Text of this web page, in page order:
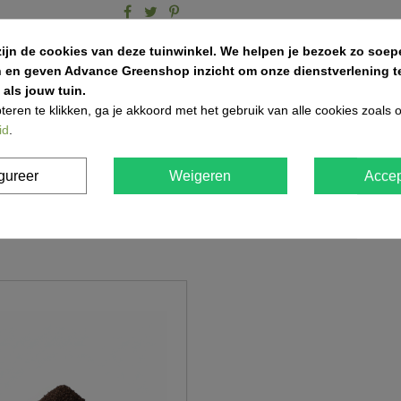
en moderniseren van ons wagenpark. We beschikken
af vanop een voldoende verharde ondergrond.
de cookies van deze tuinwinkel. We helpen je bezoek zo
en geven Advance Greenshop inzicht om onze dienstverlening
jouw tuin.
te klikken, ga je akkoord met het gebruik van alle cookies zoals
Weigeren